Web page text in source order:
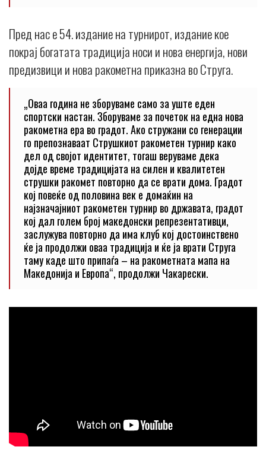
Пред нас е 54. издание на турнирот, издание кое
покрај богатата традиција носи и нова енергија, нови
предизвици и нова ракометна приказна во Струга.
„Оваа година не зборуваме само за уште еден
спортски настан. Зборуваме за почеток на една нова
ракометна ера во градот. Ако стружани со генерации
го препознаваат Струшкиот ракометен турнир како
дел од својот идентитет, тогаш веруваме дека
дојде време традицијата на силен и квалитетен
струшки ракомет повторно да се врати дома. Градот
кој повеќе од половина век е домаќин на
најзначајниот ракометен турнир во државата, градот
кој дал голем број македонски репрезентативци,
заслужува повторно да има клуб кој достоинствено
ќе ја продолжи оваа традиција и ќе ја врати Струга
таму каде што припаѓа – на ракометната мапа на
Македонија и Европа“, продолжи Чакарески.